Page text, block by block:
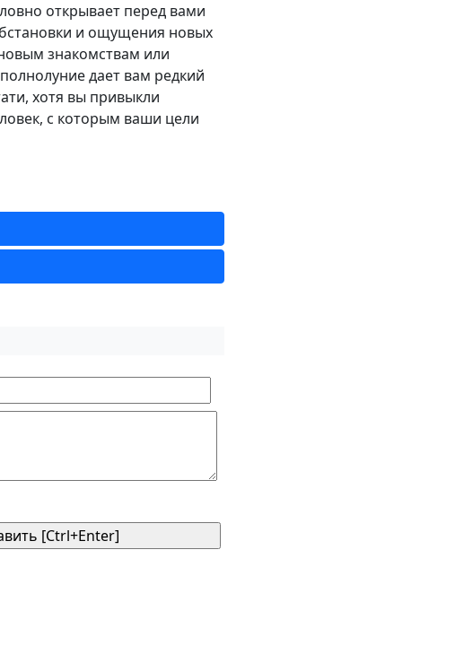
открывает перед вами
и ощущения новых
знакомствам или
дает вам редкий
хотя вы привыкли
с которым ваши цели